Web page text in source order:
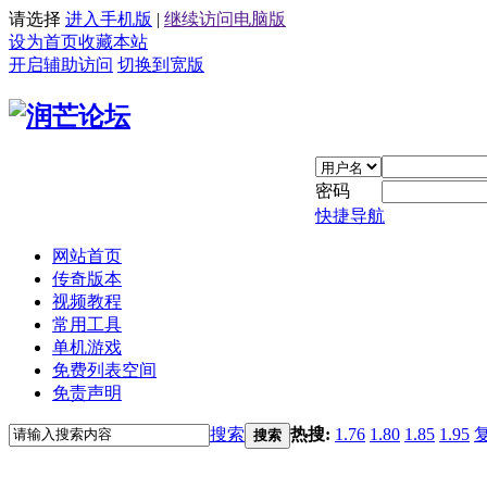
请选择 进入手机版 | 继续访问电脑版
设为首页收藏本站
开启辅助访问 切换到宽版
密码
快捷导航
网站首页
传奇版本
视频教程
常用工具
单机游戏
免费列表空间
免责声明
搜索 搜索 热搜: 1.76 1.80 1.85 1.95